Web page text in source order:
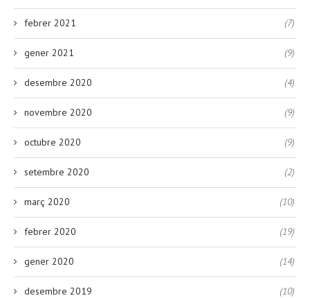
febrer 2021 (7)
gener 2021 (9)
desembre 2020 (4)
novembre 2020 (9)
octubre 2020 (9)
setembre 2020 (2)
març 2020 (10)
febrer 2020 (19)
gener 2020 (14)
desembre 2019 (10)